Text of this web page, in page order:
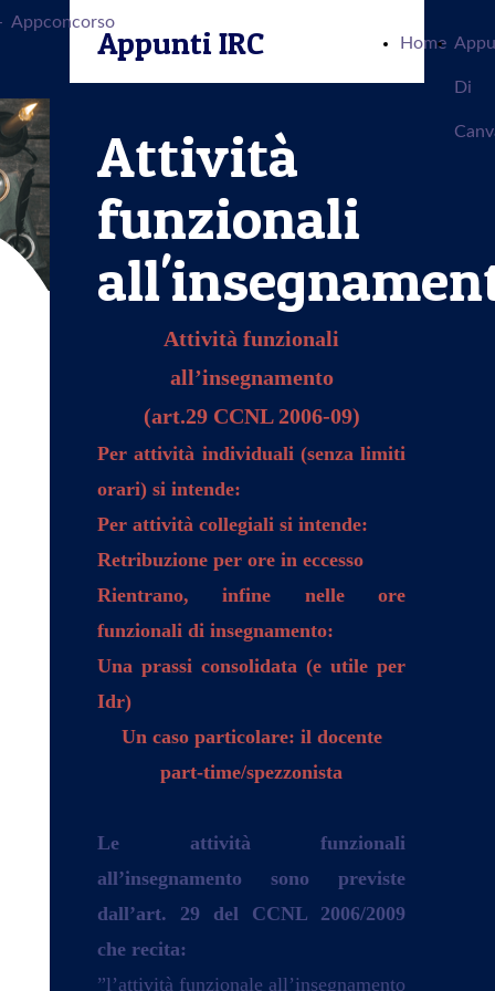
Appconcorso
Appunti IRC Home
Di
Attività
funzionali
Attività funzionali
all’insegnamento
(art.29 CCNL 2006-09)
Per attività individuali (senza limiti
orari) si intende:
Per attività collegiali si intende:
Retribuzione per ore in eccesso
Rientrano, infine nelle ore
funzionali di insegnamento:
Una prassi consolidata (e utile per
Idr)
Un caso particolare: il docente
part-time/spezzonista
Le attività funzionali
all’insegnamento sono previste
dall’art. 29 del CCNL 2006/2009
che recita:
”l’attività funzionale all’insegnamento